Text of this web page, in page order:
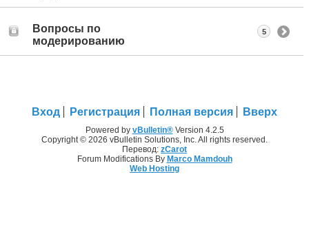
Вопросы по
модерированию
5
Вход Регистрация Полная версия Вверх
Powered by vBulletin®Version 4.2.5
Copyright © 2026 vBulletin Solutions, Inc. All rights reserved.
Перевод: zCarot
Forum Modifications By Marco Mamdouh
Web Hosting